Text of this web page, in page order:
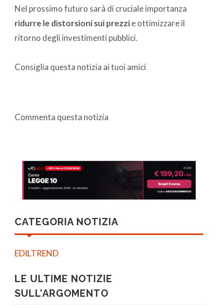
Nel prossimo futuro sarà di cruciale importanza
ridurre le distorsioni sui prezzie ottimizzare il
ritorno degli investimenti pubblici.
Consiglia questa notizia ai tuoi amici
Commenta questa notizia
CATEGORIA NOTIZIA
EDILTREND
LE ULTIME NOTIZIE
SULL’ARGOMENTO